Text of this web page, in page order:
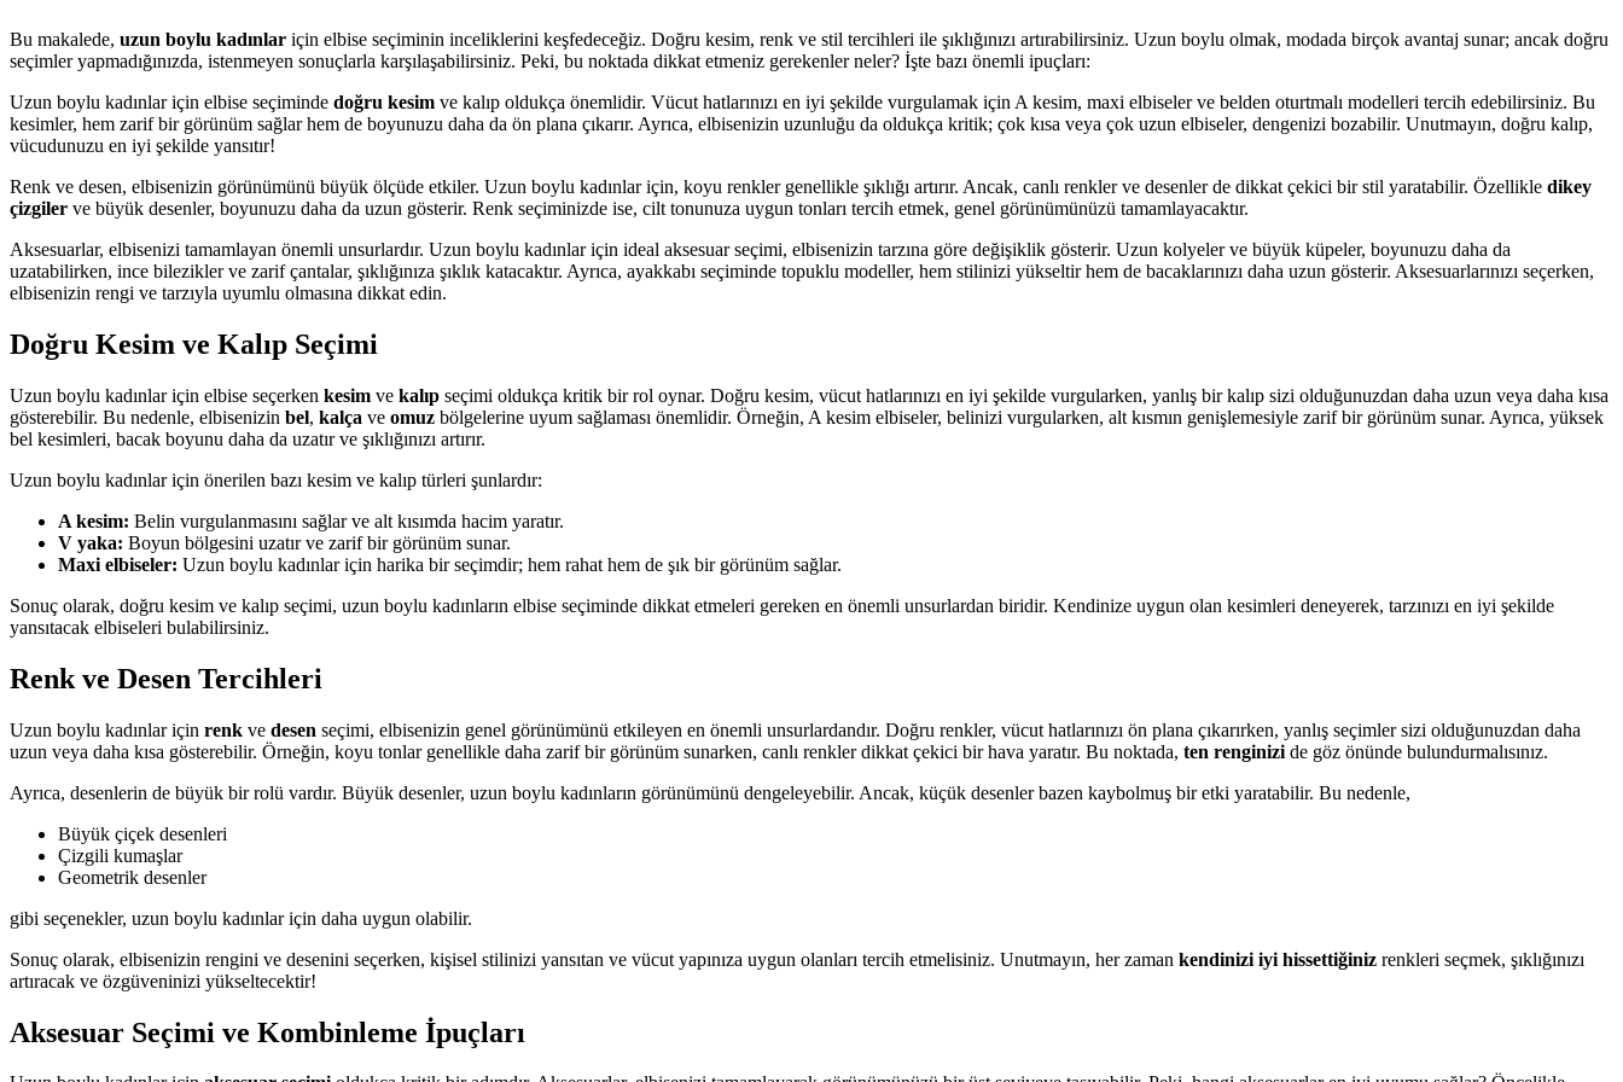
Bu makalede, uzun boylu kadınlar için elbise seçiminin inceliklerini keşfedeceğiz. Doğru kesim, renk ve stil tercihleri ile şıklığınızı artırabilirsiniz. Uzun boylu olmak, modada birçok avantaj sunar; ancak doğru
seçimler yapmadığınızda, istenmeyen sonuçlarla karşılaşabilirsiniz. Peki, bu noktada dikkat etmeniz gerekenler neler? İşte bazı önemli ipuçları:
Uzun boylu kadınlar için elbise seçiminde doğru kesim ve kalıp oldukça önemlidir. Vücut hatlarınızı en iyi şekilde vurgulamak için A kesim, maxi elbiseler ve belden oturtmalı modelleri tercih edebilirsiniz. Bu
kesimler, hem zarif bir görünüm sağlar hem de boyunuzu daha da ön plana çıkarır. Ayrıca, elbisenizin uzunluğu da oldukça kritik; çok kısa veya çok uzun elbiseler, dengenizi bozabilir. Unutmayın, doğru kalıp,
vücudunuzu en iyi şekilde yansıtır!
Renk ve desen, elbisenizin görünümünü büyük ölçüde etkiler. Uzun boylu kadınlar için, koyu renkler genellikle şıklığı artırır. Ancak, canlı renkler ve desenler de dikkat çekici bir stil yaratabilir. Özellikle dikey
çizgiler ve büyük desenler, boyunuzu daha da uzun gösterir. Renk seçiminizde ise, cilt tonunuza uygun tonları tercih etmek, genel görünümünüzü tamamlayacaktır.
Aksesuarlar, elbisenizi tamamlayan önemli unsurlardır. Uzun boylu kadınlar için ideal aksesuar seçimi, elbisenizin tarzına göre değişiklik gösterir. Uzun kolyeler ve büyük küpeler, boyunuzu daha da
uzatabilirken, ince bilezikler ve zarif çantalar, şıklığınıza şıklık katacaktır. Ayrıca, ayakkabı seçiminde topuklu modeller, hem stilinizi yükseltir hem de bacaklarınızı daha uzun gösterir. Aksesuarlarınızı seçerken,
elbisenizin rengi ve tarzıyla uyumlu olmasına dikkat edin.
Doğru Kesim ve Kalıp Seçimi
Uzun boylu kadınlar için elbise seçerken kesim ve kalıp seçimi oldukça kritik bir rol oynar. Doğru kesim, vücut hatlarınızı en iyi şekilde vurgularken, yanlış bir kalıp sizi olduğunuzdan daha uzun veya daha kısa
gösterebilir. Bu nedenle, elbisenizin bel, kalça ve omuz bölgelerine uyum sağlaması önemlidir. Örneğin, A kesim elbiseler, belinizi vurgularken, alt kısmın genişlemesiyle zarif bir görünüm sunar. Ayrıca, yüksek
bel kesimleri, bacak boyunu daha da uzatır ve şıklığınızı artırır.
Uzun boylu kadınlar için önerilen bazı kesim ve kalıp türleri şunlardır:
A kesim: Belin vurgulanmasını sağlar ve alt kısımda hacim yaratır.
V yaka: Boyun bölgesini uzatır ve zarif bir görünüm sunar.
Maxi elbiseler: Uzun boylu kadınlar için harika bir seçimdir; hem rahat hem de şık bir görünüm sağlar.
Sonuç olarak, doğru kesim ve kalıp seçimi, uzun boylu kadınların elbise seçiminde dikkat etmeleri gereken en önemli unsurlardan biridir. Kendinize uygun olan kesimleri deneyerek, tarzınızı en iyi şekilde
yansıtacak elbiseleri bulabilirsiniz.
Renk ve Desen Tercihleri
Uzun boylu kadınlar için renk ve desen seçimi, elbisenizin genel görünümünü etkileyen en önemli unsurlardandır. Doğru renkler, vücut hatlarınızı ön plana çıkarırken, yanlış seçimler sizi olduğunuzdan daha
uzun veya daha kısa gösterebilir. Örneğin, koyu tonlar genellikle daha zarif bir görünüm sunarken, canlı renkler dikkat çekici bir hava yaratır. Bu noktada, ten renginizi de göz önünde bulundurmalısınız.
Ayrıca, desenlerin de büyük bir rolü vardır. Büyük desenler, uzun boylu kadınların görünümünü dengeleyebilir. Ancak, küçük desenler bazen kaybolmuş bir etki yaratabilir. Bu nedenle,
Büyük çiçek desenleri
Çizgili kumaşlar
Geometrik desenler
gibi seçenekler, uzun boylu kadınlar için daha uygun olabilir.
Sonuç olarak, elbisenizin rengini ve desenini seçerken, kişisel stilinizi yansıtan ve vücut yapınıza uygun olanları tercih etmelisiniz. Unutmayın, her zaman kendinizi iyi hissettiğiniz renkleri seçmek, şıklığınızı
artıracak ve özgüveninizi yükseltecektir!
Aksesuar Seçimi ve Kombinleme İpuçları